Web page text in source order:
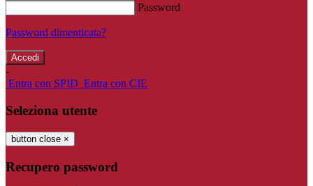
Password
Password dimenticata?
-
Entra con SPID Entra con CIE
Seleziona utente
button close ×
Recupero password